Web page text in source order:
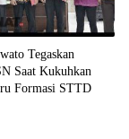
Tegaskan
Saat Kukuhkan
Formasi STTD